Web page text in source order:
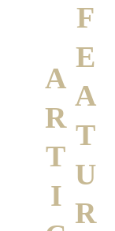
FEATURE